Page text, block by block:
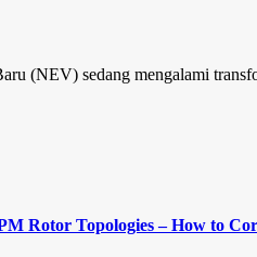
(NEV) sedang mengalami
Rotor Topologies – How to